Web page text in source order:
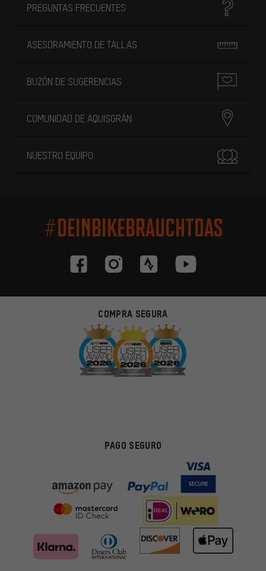
PREGUNTAS FRECUENTES
ASESORAMIENTO DE TALLAS
BUZÓN DE SUGERENCIAS
COMUNIDAD DE AQUISGRÁN
NUESTRO EQUIPO
#DEINBIKEBRAUCHTDAS
COMPRA SEGURA
PAGO SEGURO